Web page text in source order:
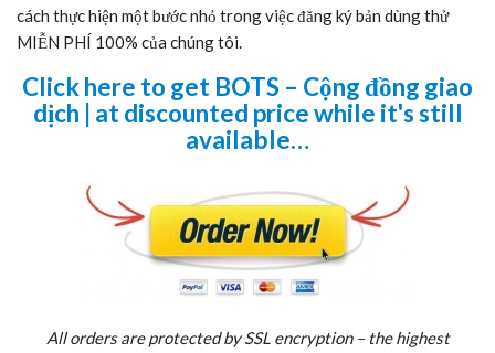
cách thực hiện một bước nhỏ trong việc đăng ký bản dùng thử
MIỄN PHÍ 100% của chúng tôi.
Click here to get BOTS – Cộng đồng giao
dịch | at discounted price while it's still
available…
All orders are protected by SSL encryption – the highest